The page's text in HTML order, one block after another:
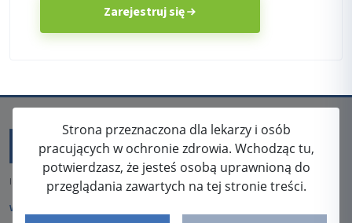
Zarejestruj się
Strona przeznaczona dla lekarzy i osób
pracujących w ochronie zdrowia. Wchodząc tu,
potwierdzasz, że jesteś osobą uprawnioną do
przeglądania zawartych na tej stronie treści.
ISSN: 2080-5438
WYDAWCA